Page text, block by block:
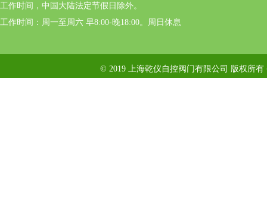
工作时间，中国大陆法定节假日除外。
工作时间：周一至周六 早8:00-晚18:00。周日休息
© 2019 上海乾仪自控阀门有限公司 版权所有